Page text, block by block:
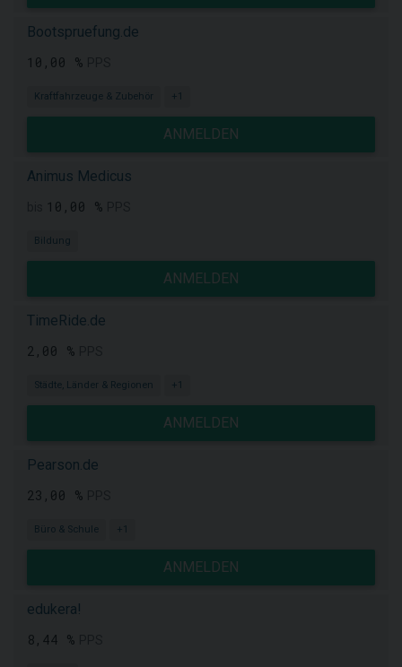
Bootspruefung.de
10,00 %
Kraftfahrzeuge & Zubehör +1
ANMELDEN
Animus Medicus
10,00 %
Bildung
ANMELDEN
TimeRide.de
2,00 %
Städte, Länder & Regionen +1
ANMELDEN
Pearson.de
23,00 %
Büro & Schule +1
ANMELDEN
edukera!
8,44 %